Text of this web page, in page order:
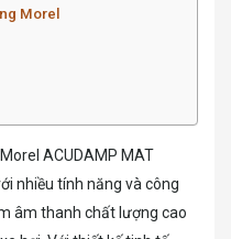
Morel
ACUDAMP MAT
nhiều tính năng và công
âm thanh chất lượng cao